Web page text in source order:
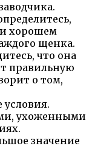
и хорошем
щенка.
что она
правильную
о том,
ухоженными
значение